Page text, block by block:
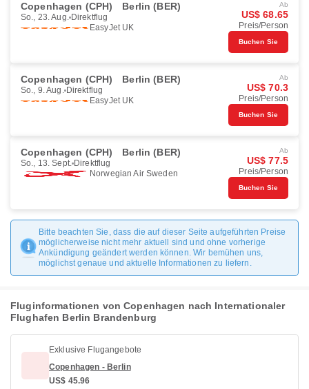
Copenhagen (CPH) Berlin (BER)
So., 23. Aug. Direktflug
EasyJet UK
Ab
US$ 68.65
Preis/Person
Buchen Sie
Copenhagen (CPH) Berlin (BER)
So., 9. Aug. Direktflug
EasyJet UK
Ab
US$ 70.3
Preis/Person
Buchen Sie
Copenhagen (CPH) Berlin (BER)
So., 13. Sept. Direktflug
Norwegian Air Sweden
Ab
US$ 77.5
Preis/Person
Buchen Sie
Bitte beachten Sie, dass die auf dieser Seite aufgeführten Preise
möglicherweise nicht mehr aktuell sind und ohne vorherige
Ankündigung geändert werden können. Wir bemühen uns,
möglichst genaue und aktuelle Informationen zu liefern.
Fluginformationen von Copenhagen nach Internationaler
Flughafen Berlin Brandenburg
Exklusive Flugangebote
Copenhagen - Berlin
US$ 45.96